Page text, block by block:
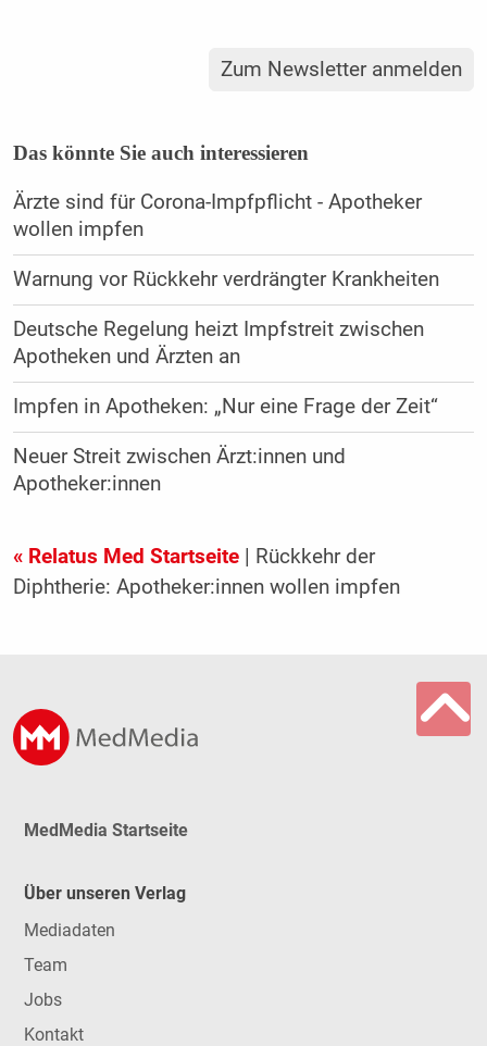
Zum Newsletter anmelden
Das könnte Sie auch interessieren
Ärzte sind für Corona-Impfpflicht - Apotheker
wollen impfen
Warnung vor Rückkehr verdrängter Krankheiten
Deutsche Regelung heizt Impfstreit zwischen
Apotheken und Ärzten an
Impfen in Apotheken: „Nur eine Frage der Zeit“
Neuer Streit zwischen Ärzt:innen und
Apotheker:innen
« Relatus Med Startseite| Rückkehr der
Diphtherie: Apotheker:innen wollen impfen
MedMedia Startseite
Über unseren Verlag
Mediadaten
Team
Jobs
Kontakt